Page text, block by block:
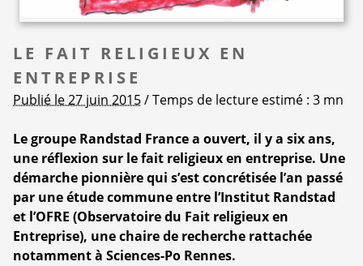
LE FAIT RELIGIEUX EN
ENTREPRISE
Publié le 27 juin 2015/ Temps de lecture estimé : 3 mn
Le groupe Randstad France a ouvert, il y a six ans,
une réflexion sur le fait religieux en entreprise. Une
démarche pionnière qui s’est concrétisée l’an passé
par une étude commune entre l’Institut Randstad
et l’OFRE (Observatoire du Fait religieux en
Entreprise), une chaire de recherche rattachée
notamment à Sciences-Po Rennes.